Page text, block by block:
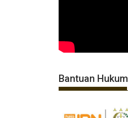
Bantuan Hukum